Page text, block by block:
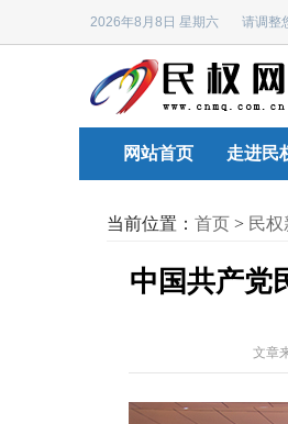
2026年8月8日 星期六 请调整
网站首页 走进民
当前位置： 首页 > 民权
中国共产党
文章